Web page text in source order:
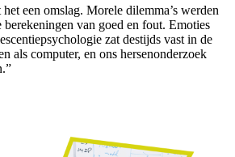
een omslag. Morele dilemma’s werden
berekeningen van goed en fout. Emoties
zat destijds vast in de
als computer, en ons hersenonderzoek